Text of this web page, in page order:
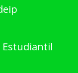
Estudiantil